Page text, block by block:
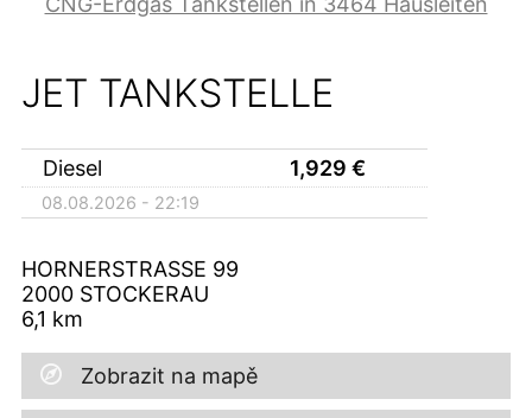
JET TANKSTELLE
Diesel 1,929 €
08.08.2026 - 22:19
HORNERSTRASSE 99
2000 STOCKERAU
6,1 km
Zobrazit na mapě